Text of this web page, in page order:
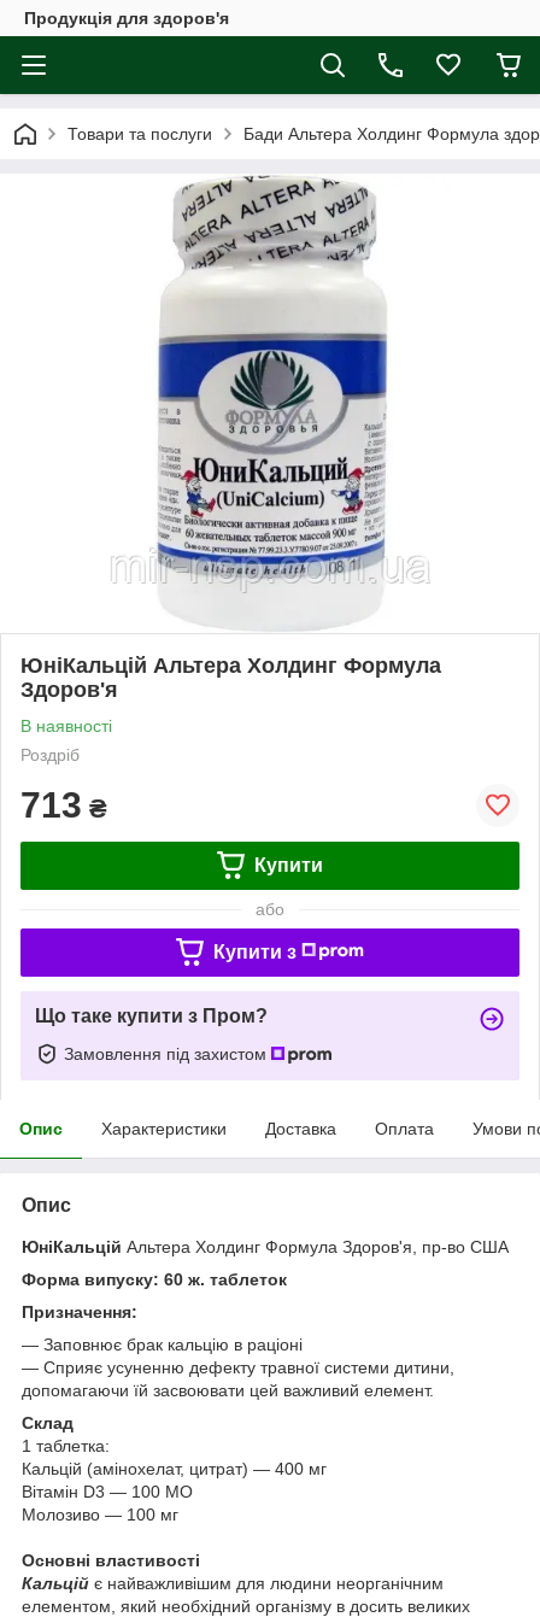
Продукція для здоров'я
Товари та послуги Бади Альтера Холдинг Формула
ЮніКальцій Альтера Холдинг Формула
Здоров'я
В наявності
Роздріб
713 ₴
Купити
або
Купити з
Що таке купити з Пром?
Замовлення під захистом
Опис Характеристики Доставка Оплата Умови
Опис
ЮніКальцій Альтера Холдинг Формула Здоров'я, пр-во США
Форма випуску: 60 ж. таблеток
Призначення:
— Заповнює брак кальцію в раціоні
— Сприяє усуненню дефекту травної системи дитини,
допомагаючи їй засвоювати цей важливий елемент.
Склад
1 таблетка:
Кальцій (амінохелат, цитрат) — 400 мг
Вітамін D3 — 100 МО
Молозиво — 100 мг
Основні властивості
Кальцій є найважливішим для людини неорганічним
елементом, який необхідний організму в досить великих